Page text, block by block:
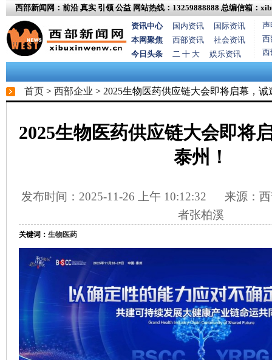
西部新闻网：前沿 真实 引领 公益 网站热线：13259888888 总编信箱：
资讯中心
国内资讯
国际资讯
本网聚焦
西部资讯
社会资讯
今日头条
二 十 大 娱乐资讯
声
西
西
首页 > 西部企业 > 2025生物医药供应链大会即将启幕，诚
2025生物医药供应链大会即将
泰州！
发布时间：2025-11-26 上午 10:12:32 来源：西
者张柏溪
关键词： 生物医药